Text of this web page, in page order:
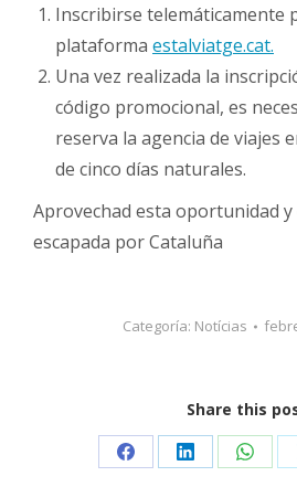
Inscribirse telemáticamente
plataforma estalviatge.cat.
Una vez realizada la
código promocional, es
reserva la agencia de viajes
de cinco días naturales.
Aprovechad esta oportunidad
escapada por Cataluña
Categoría: Notícias
Share this
Share Share Share